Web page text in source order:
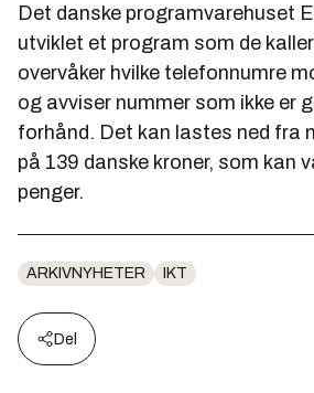
Det danske programvarehuset
utviklet et program som de
overvåker hvilke telefonnumre
og avviser nummer som ikke er
forhånd. Det kan lastes ned fra
på 139 danske kroner, som kan
penger.
ARKIVNYHETER IKT
Del